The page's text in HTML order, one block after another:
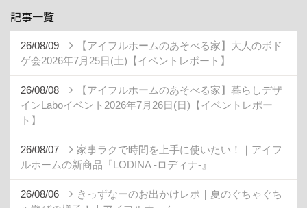
記事一覧
26/08/09
【アイフルホームのあそべる家】大人のボド
ゲ会2026年7月25日(土)【イベントレポート】
26/08/08
【アイフルホームのあそべる家】暮らしデザ
インLaboイベント2026年7月26日(日)【イベントレポー
ト】
26/08/07
家事ラクで時間を上手に使いたい！｜アイフ
ルホームの新商品『LODINA -ロディナ-』
26/08/06
きっずなーのお出かけレポ｜夏のぐちゃぐち